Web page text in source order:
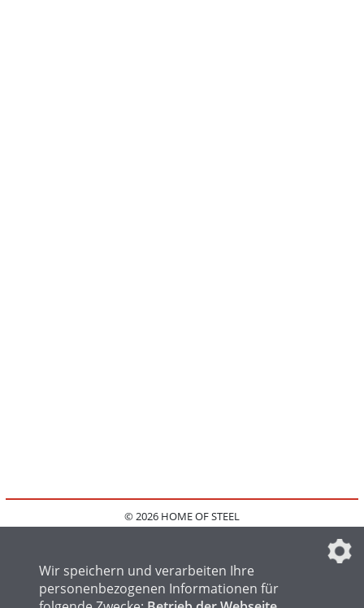
© 2026 HOME OF STEEL
IMPRESSUM
FAQ
DATENSCHUTZEINSTELLUNGEN
Wir speichern und verarbeiten Ihre
personenbezogenen Informationen für